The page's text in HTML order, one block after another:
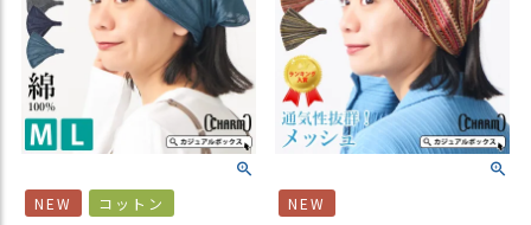
NEW コットン NEW